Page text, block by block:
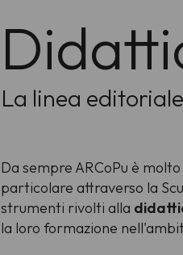
La linea
Da sempre ARCoPu è
particolare attraverso la
strumenti rivolti alla
la loro formazione